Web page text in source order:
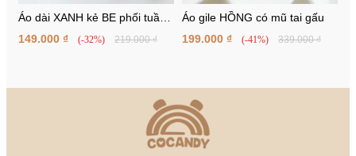
Áo dài XANH kẻ BE phối tuần
lộc
149.000 ₫ (-32%) 219.000 ₫
Áo gile HỒNG có mũ tai gấu
199.000 ₫
(-41%) 339.000 ₫